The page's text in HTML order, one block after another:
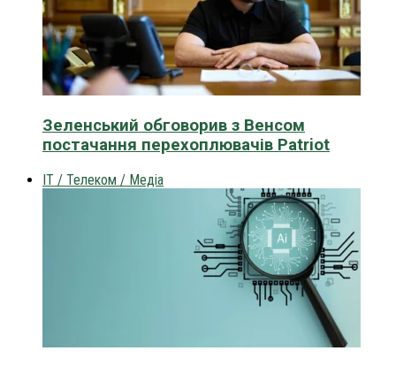
Зеленський обговорив з Венсом
постачання перехоплювачів Patriot
IT / Телеком / Медіа